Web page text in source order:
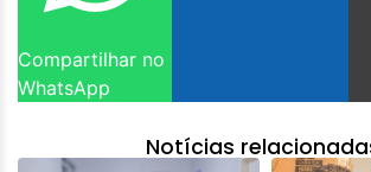
Compartilhar no
WhatsApp
Notícias